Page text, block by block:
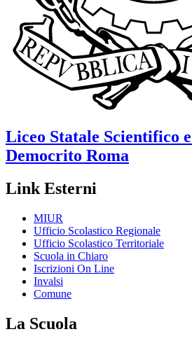
Liceo Statale Scientifico
Democrito Roma
Link Esterni
MIUR
Ufficio Scolastico Regionale
Ufficio Scolastico Territoriale
Scuola in Chiaro
Iscrizioni On Line
Invalsi
Comune
La Scuola